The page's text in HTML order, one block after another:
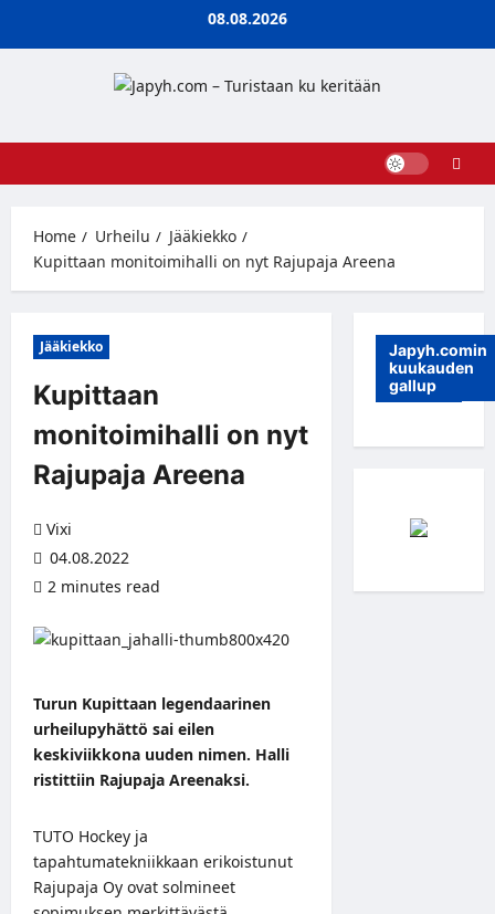
08.08.2026
Home Urheilu
Jääkiekko
Kupittaan monitoimihalli on nyt Rajupaja Areena
Jääkiekko
Kupittaan
monitoimihalli on nyt
Rajupaja Areena
Vixi
04.08.2022
2 minutes read
Turun Kupittaan legendaarinen
urheilupyhättö sai eilen
keskiviikkona uuden nimen. Halli
ristittiin Rajupaja Areenaksi.
TUTO Hockey ja
tapahtumatekniikkaan erikoistunut
Rajupaja Oy ovat solmineet
Japyh.comin
kuukauden
gallup